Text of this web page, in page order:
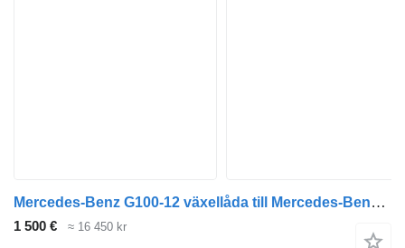
Mercedes-Benz G100-12 växellåda till Mercedes-Benz ATEGO lastbil
1 500 € ≈ 16 450 kr